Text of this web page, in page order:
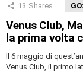
13 Shares
Venus Club,
la prima volta
Il 6 maggio di
Venus Club, il primo